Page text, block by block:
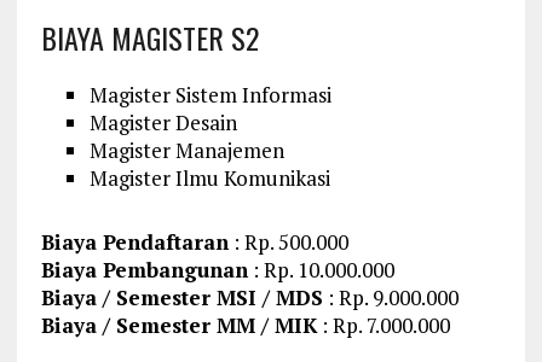
BIAYA MAGISTER S2
Magister Sistem Informasi
Magister Desain
Magister Manajemen
Magister Ilmu Komunikasi
Biaya Pendaftaran: Rp. 500.000
Biaya Pembangunan: Rp. 10.000.000
Biaya / Semester MSI / MDS : Rp. 9.000.000
Biaya / Semester MM / MIK: Rp. 7.000.000